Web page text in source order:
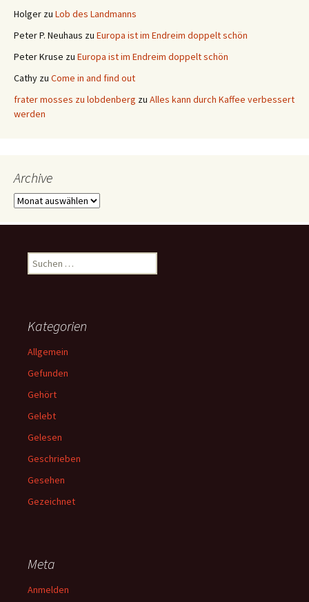
Holger zu Lob des Landmanns
Peter P. Neuhaus zu Europa ist im Endreim doppelt schön
Peter Kruse zu Europa ist im Endreim doppelt schön
Cathy zu Come in and find out
frater mosses zu lobdenberg zu Alles kann durch Kaffee verbessert
werden
Archive
Archive
Suchen
nach:
Kategorien
Allgemein
Gefunden
Gehört
Gelebt
Gelesen
Geschrieben
Gesehen
Gezeichnet
Meta
Anmelden